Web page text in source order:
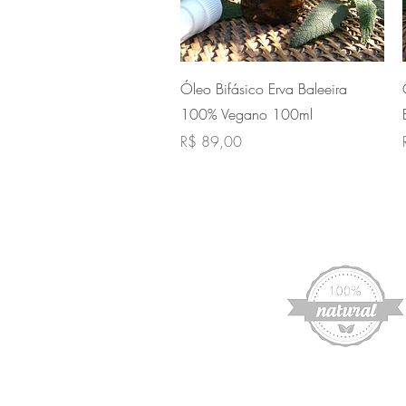
Visualização rápida
Óleo Bifásico Erva Baleeira
100% Vegano 100ml
Preço
R$ 89,00